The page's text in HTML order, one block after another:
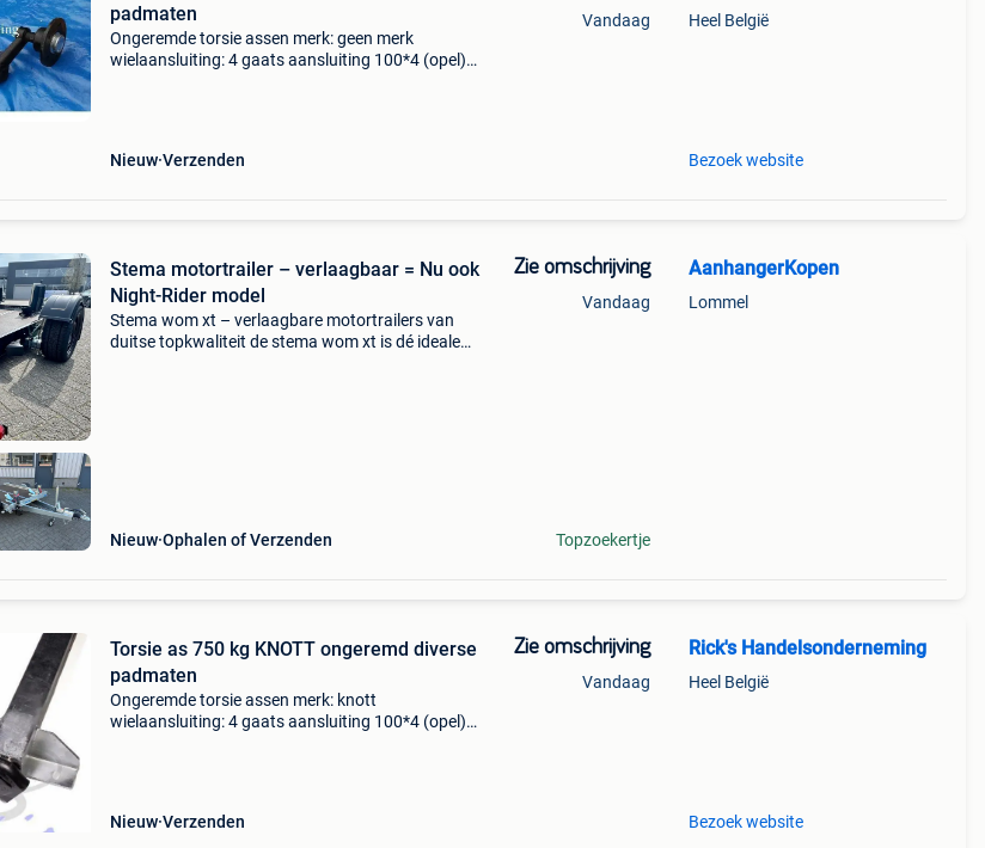
padmaten
Ongeremde torsie assen merk: geen merk
wielaansluiting: 4 gaats aansluiting 100*4 (opel)
Nieuw Verzenden
Vandaag Heel België
Bezoek website
Stema motortrailer – verlaagbaar = Nu ook
Night-Rider model
Stema wom xt – verlaagbare motortrailers van
duitse topkwaliteit de stema wom xt is dé ideale
Nieuw Ophalen of Verzenden
Zie omschrijving
Vandaag
Topzoekertje
AanhangerKopen
Lommel
Torsie as 750 kg KNOTT ongeremd diverse
padmaten
Ongeremde torsie assen merk: knott
wielaansluiting: 4 gaats aansluiting 100*4 (opel)
Nieuw Verzenden
Zie omschrijving
Vandaag
Rick's Handelsonderneming
Heel België
Bezoek website